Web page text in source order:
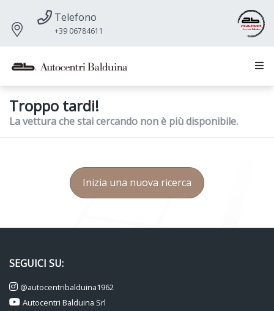
Telefono
+39 06784611
Troppo tardi!
La vettura che stai cercando non è più disponibile.
Inizia una nuova ricerca
SEGUICI SU:
@autocentribalduina1962
Autocentri Balduina Srl